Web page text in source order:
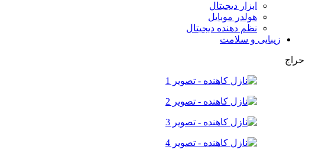
ابزار دیجیتال
هولدر موبایل
نظم دهنده دیجیتال
زیبایی و سلامت
حراج